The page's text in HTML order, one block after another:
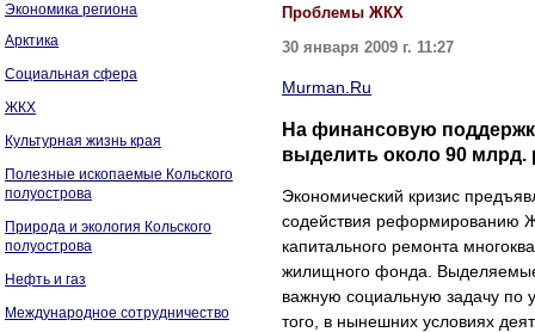
Экономика региона
Арктика
Социальная сфера
ЖКХ
Культурная жизнь края
Полезные ископаемые Кольского
полуострова
Природа и экология Кольского
полуострова
Нефть и газ
Международное сотрудничество
Проблемы ЖКХ
30 января 2009 г. 11:27
Murman.Ru
На финансовую
выделить около 90 млрд.
Экономический кризис
содействия реформированию
капитального ремонта
жилищного фонда.
важную социальную задачу по
того, в нынешних условиях